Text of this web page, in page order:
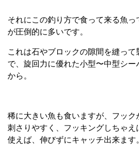
それにこの釣り方で食って来る魚
が圧倒的に多いです。
これは石やブロックの隙間を縫っ
で、旋回力に優れた小型〜中型シ
から。
稀に大きい魚も食いますが、フック
刺さりやすく、フッキングしちゃ
使えば、伸びずにキャッチ出来ます。